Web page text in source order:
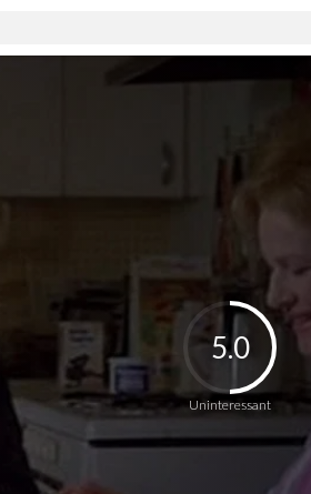
Uninteressant
5.0